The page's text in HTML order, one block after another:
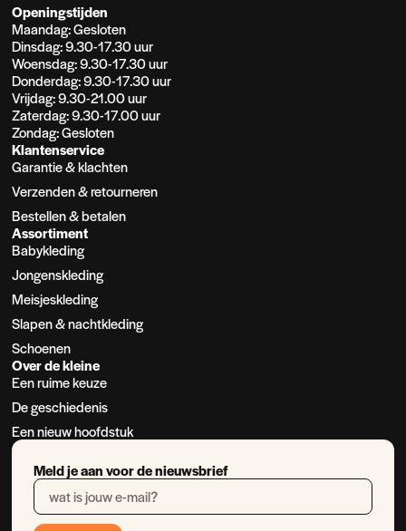
Openingstijden
Maandag: Gesloten
Dinsdag: 9.30-17.30 uur
Woensdag: 9.30-17.30 uur
Donderdag: 9.30-17.30 uur
Vrijdag: 9.30-21.00 uur
Zaterdag: 9.30-17.00 uur
Zondag: Gesloten
Klantenservice
Garantie & klachten
Verzenden & retourneren
Bestellen & betalen
Assortiment
Babykleding
Jongenskleding
Meisjeskleding
Slapen & nachtkleding
Schoenen
Over de kleine
Een ruime keuze
De geschiedenis
Een nieuw hoofdstuk
Meld je aan voor de nieuwsbrief